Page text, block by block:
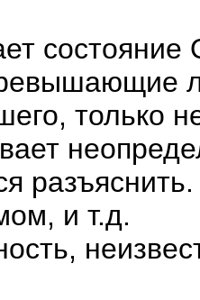
только
и т.д.